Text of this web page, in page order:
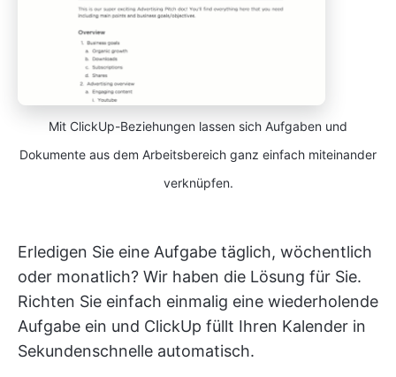
Mit ClickUp-Beziehungen lassen sich Aufgaben und
Dokumente aus dem Arbeitsbereich ganz einfach miteinander
verknüpfen.
Erledigen Sie eine Aufgabe täglich, wöchentlich
oder monatlich? Wir haben die Lösung für Sie.
Richten Sie einfach einmalig eine wiederholende
Aufgabe ein und ClickUp füllt Ihren Kalender in
Sekundenschnelle automatisch.